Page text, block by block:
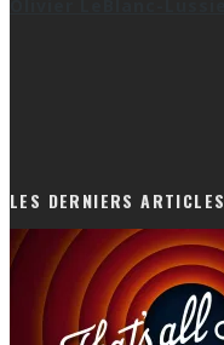
LES DERNIERS ARTICLES